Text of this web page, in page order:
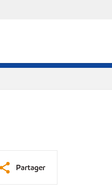
Partager